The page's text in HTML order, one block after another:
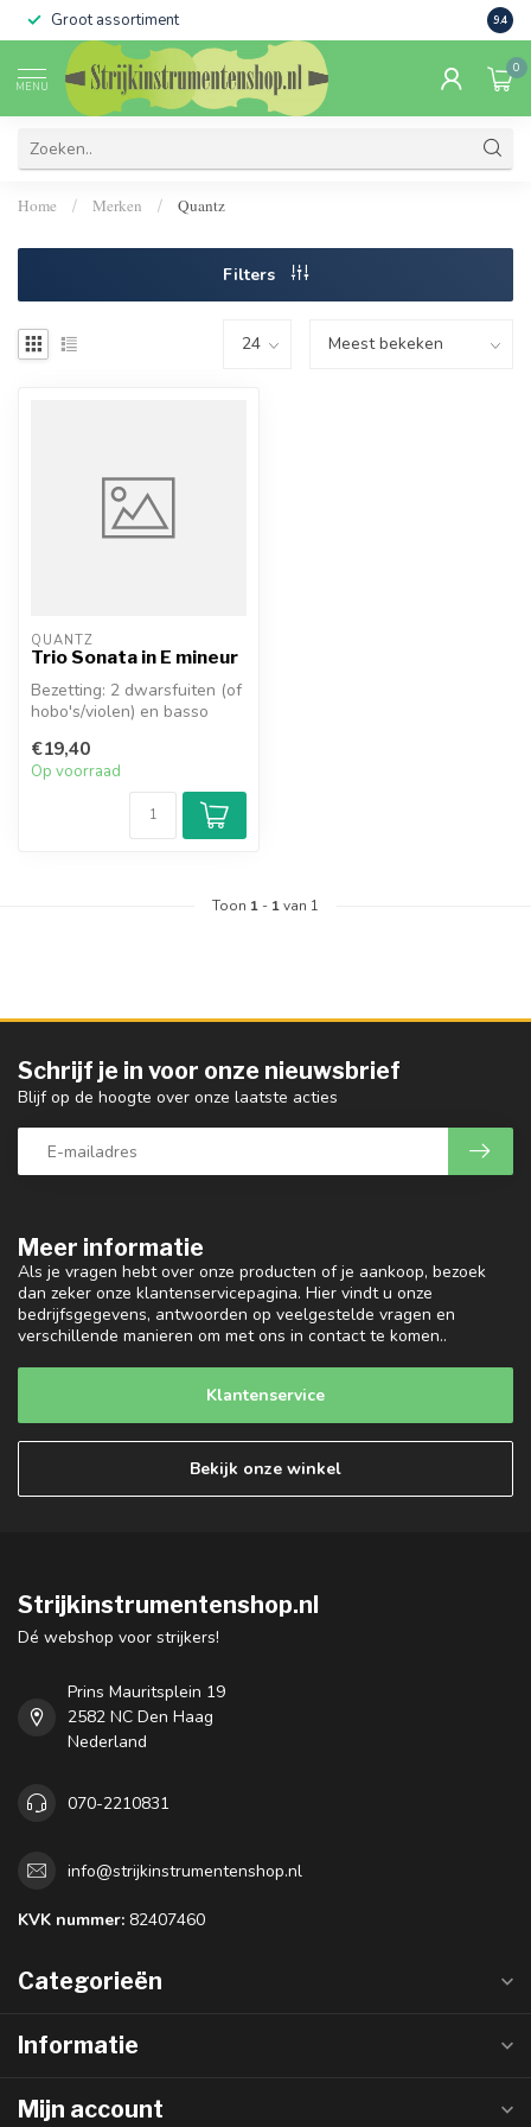
Groot assortiment 9.4
MENU
0
Home / Merken / Quantz
Filters
QUANTZ
Trio Sonata in E mineur
Bezetting: 2 dwarsfuiten (of
hobo's/violen) en basso
€19,40
Op voorraad
Toon 1 - 1van 1
Meer informatie
Als je vragen hebt over onze producten of je aankoop, bezoek
dan zeker onze klantenservicepagina. Hier vindt u onze
bedrijfsgegevens, antwoorden op veelgestelde vragen en
verschillende manieren om met ons in contact te komen..
Klantenservice
Bekijk onze winkel
Schrijf je in voor onze nieuwsbrief
Blijf op de hoogte over onze laatste acties
Strijkinstrumentenshop.nl
Dé webshop voor strijkers!
Prins Mauritsplein 19
2582 NC Den Haag
Nederland
070-2210831
info@strijkinstrumentenshop.nl
KVK nummer: 82407460
Categorieën
Informatie
Mijn account